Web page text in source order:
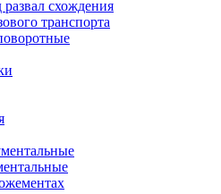
схождения
транспорта